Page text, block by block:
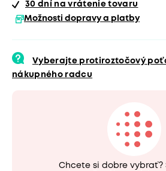
30 dní na vrátenie tovaru
Možnosti dopravy a platby
Vyberajte protiroztočový
nákupného radcu
Chcete si dobre vybrať?